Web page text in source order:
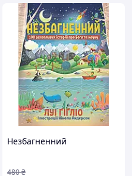
Незбагненний
480₴